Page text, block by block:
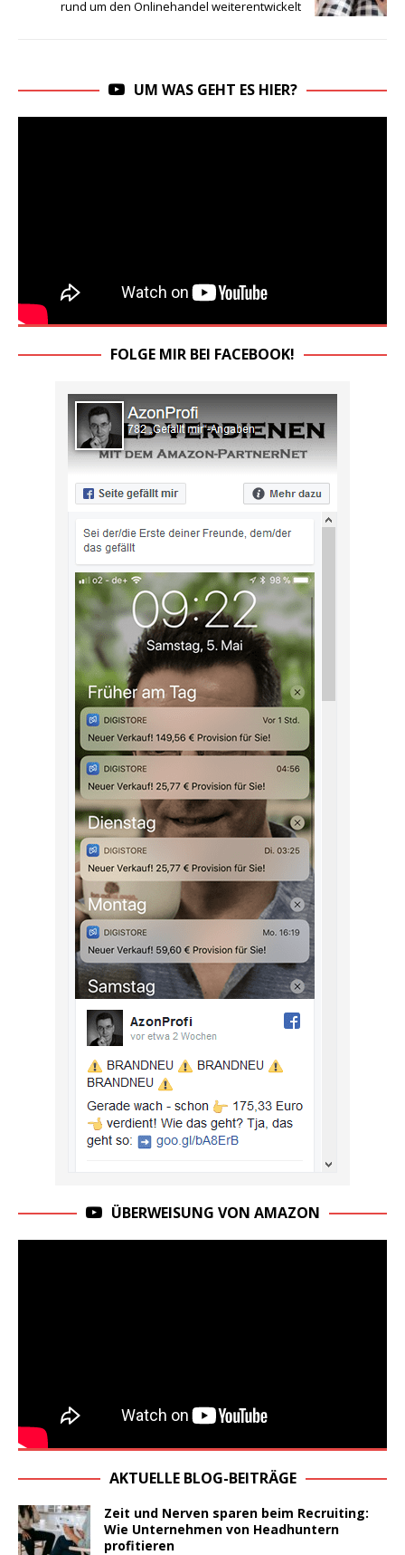
rund um den Onlinehandel weiterentwickelt
UM WAS GEHT ES HIER?
FOLGE MIR BEI FACEBOOK!
ÜBERWEISUNG VON AMAZON
AKTUELLE BLOG-BEITRÄGE
Zeit und Nerven sparen beim Recruiting:
Wie Unternehmen von Headhuntern
profitieren